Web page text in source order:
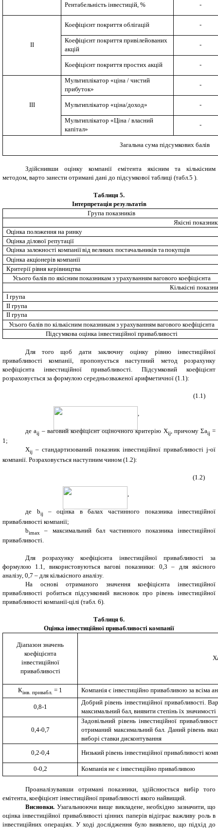
Рентабельність інвестицій, % -
ІІ
Коефіцієнт покриття облігацій -
Коефіцієнт покриття привілейованих
акцій
-
Коефіцієнт покриття простих акцій -
ІІІ
Мультиплікатор «ціна / чистий
прибуток»
-
Мультиплікатор «ціна/доход» -
Мультиплікатор «Ціна / власний
капітал»
-
Загальна сума підсумкових балів
Здійснивши оцінку компанії емітента якісним та кількісним
методом, варто занести отримані дані до підсумкової таблиці (табл.5 ).
Таблиця 5.
Інтерпретація результатів
Група показників
Якісні
Оцінка положення на ринку
Оцінка ділової репутації
Оцінка залежності компанії від великих постачальників та покупців
Оцінка акціонерів компанії
Критерії рівня керівництва
Усього балів по якісним показникам з урахуванням вагового коефіцієнта
Кількісні
І група
ІІ група
ІІ група
Усього балів по кількісним показникам з урахуванням вагового коефіцієнта
Підсумкова оцінка інвестиційної привабливості
Для того щоб дати заключну оцінку рівню інвестиційної
привабливості компанії, пропонується наступний метод розрахунку
коефіцієнта інвестиційної привабливості. Підсумковий коефіцієнт
розраховується за формулою середньозваженої арифметичної (1.1):
(1.1)
де aij – ваговий коефіцієнт оціночного критерію Хij , причому Σaij =
1;
Хij – стандартизований показник інвестиційної привабливості j-ої
компанії. Розраховується наступним чином (1.2):
(1.2)
де bij
– оцінка в балах частинного показника інвестиційної
привабливості компанії;
bimax
– максимальний бал частинного показника інвестиційної
привабливості.
Для розрахунку коефіцієнта інвестиційної привабливості за
формулою 1.1, використовуються вагові показники: 0,3 – для якісного
аналізу, 0,7 – для кількісного аналізу.
На основі отриманого значення коефіцієнта інвестиційної
привабливості робиться підсумковий висновок про рівень інвестиційної
привабливості компанії-цілі (табл. 6).
Таблиця 6.
Оцінка інвестиційної привабливості компанії
Діапазон значень
коефіцієнта
інвестиційної
привабливості
Кінв. привабл. = 1 Компанія є інвестиційно привабливою за всіма
0,8-1
Добрий рівень інвестиційної привабливості.
максимальний бал, виявити степінь їх значимості
0,4-0,7
Задовільний рівень інвестиційної
отриманий максимальний бал. Даний рівень
виборі ставки дисконтування
0,2-0,4
Низький рівень інвестиційної привабливості
0-0,2 Компанія не є інвестиційно привабливою
Проаналізувавши отримані показники, здійснюється вибір того
емітента, коефіцієнт інвестиційної привабливості якого найвищий.
Висновки. Узагальнюючи вище викладене, необхідно зазначити, що
оцінка інвестиційної привабливості цінних паперів відіграє важливу роль в
інвестиційних операціях. У ході дослідження було виявлено, що підхід до